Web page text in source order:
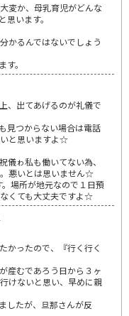
変か、母乳育児がどんな
います。
かるんではないでしょう
。
、出てあげるのが礼儀で
見つからない場合は電話
と思いますよ☆
儀ゎ私も働いてない為、
悪いとは思いません☆
場所が地元なので１日預
くても大丈夫ですよ☆
かったので、『行く行く
産むであろう日から３ヶ
けないと思い、早めに親
したが、旦那さんが反